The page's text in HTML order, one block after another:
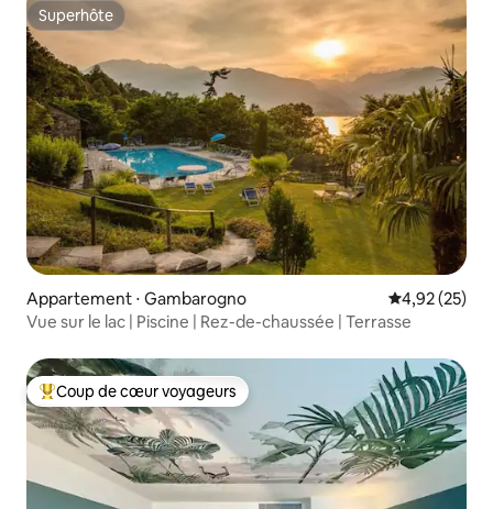
Superhôte
Superhôte
Appartement ⋅ Gambarogno Évaluation
4,92 (25)
Vue sur le lac | Piscine | Rez-de-chaussée | Terrasse
Coups de cœur voyageurs les plus appréciés
Coup de cœur voyageurs